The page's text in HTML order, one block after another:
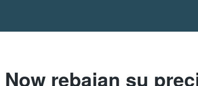
Now rebajan su